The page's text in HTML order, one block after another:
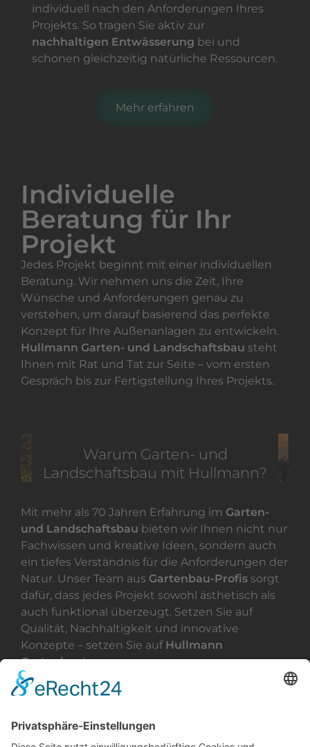
individuell nach den Anforderungen Ihres
Projekts. So tragen Sie aktiv zur
nachhaltigen Entwässerung bei und
schonen gleichzeitig natürliche Ressourcen.
Mehr erfahren
Individuelle
Beratung für Ihr
Projekt
Jedes Projekt beginnt mit einer individuellen
Beratung. Wir nehmen uns die Zeit, Ihre
Wünsche und Anforderungen genau zu
verstehen, um darauf basierend das perfekte
Konzept für Ihre Außenanlagen zu entwickeln.
Hullmann Garten- und Landschaftsbau steht
Ihnen mit Rat und Tat zur Seite – vom ersten
Gespräch bis zur Fertigstellung Ihres Projekts.
Warum Garten- und
Landschaftsbau mit Hullmann?
Mit mehr als 70 Jahren Erfahrung im Garten-
und Landschaftsbau bieten wir Ihnen nicht nur
Fachwissen und kreative Ideen, sondern auch
ein tiefes Verständnis für die Anforderungen der
Natur. Unser Team aus Gartenbau-Profis sorgt
dafür, dass jedes Projekt sowohl ästhetisch als
auch funktional überzeugt. Setzen Sie auf
Qualität, Nachhaltigkeit und innovative
Konzepte – setzen Sie auf Hullmann
Gartenbau!
Nachhaltigkeit in der